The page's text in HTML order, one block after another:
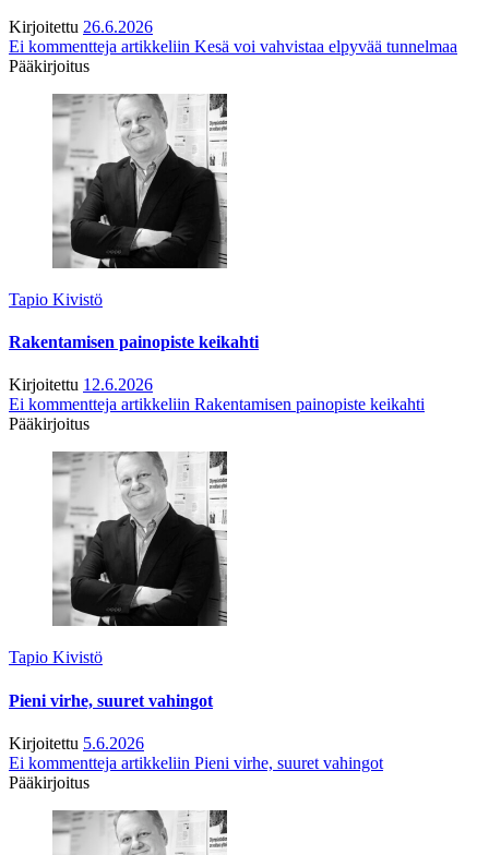
Kirjoitettu 26.6.2026
Ei kommentteja artikkeliin Kesä voi vahvistaa elpyvää tunnelmaa
Pääkirjoitus
Tapio Kivistö
Rakentamisen painopiste keikahti
Kirjoitettu 12.6.2026
Ei kommentteja artikkeliin Rakentamisen painopiste keikahti
Pääkirjoitus
Tapio Kivistö
Pieni virhe, suuret vahingot
Kirjoitettu 5.6.2026
Ei kommentteja artikkeliin Pieni virhe, suuret vahingot
Pääkirjoitus